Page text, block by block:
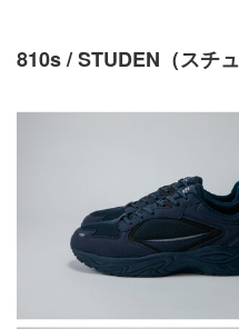
810s / STUDEN（スチュ